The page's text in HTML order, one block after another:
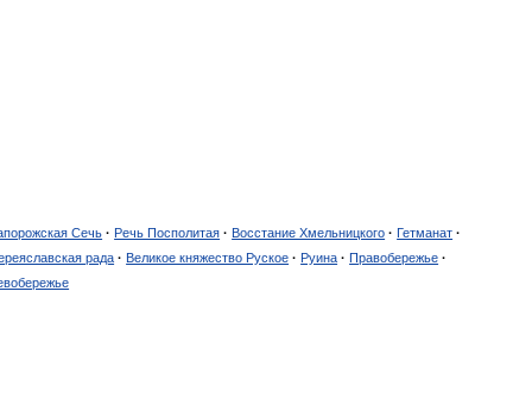
Сечь · Речь Посполитая · Восстание Хмельницкого · Гетманат ·
рада · Великое княжество Руское · Руина · Правобережье ·